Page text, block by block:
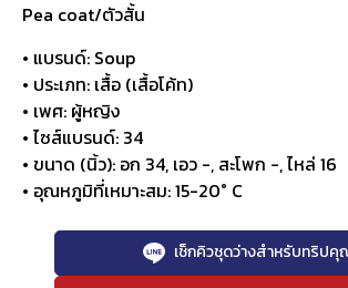
Pea coat/ตัวสั้น
• แบรนด์: Soup
• ประเภท: เสื้อ (เสื้อโค้ท)
• เพศ: ผู้หญิง
• ไซส์แบรนด์: 34
• ขนาด (นิ้ว): อก 34, เอว -, สะโพก -, ไหล่ 16
• อุณหภูมิที่เหมาะสม: 15-20° C
เช็กคิวชุดว่างสำหรับทริป